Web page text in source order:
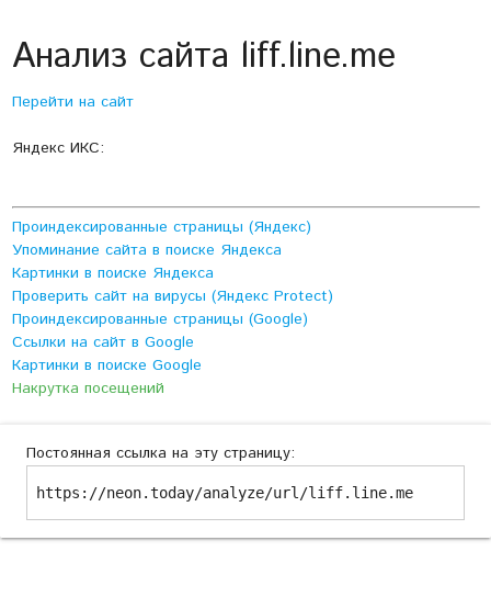
Анализ сайта liff.line.me
Перейти на сайт
Яндекс ИКС:
Проиндексированные страницы (Яндекс)
Упоминание сайта в поиске Яндекса
Картинки в поиске Яндекса
Проверить сайт на вирусы (Яндекс Protect)
Проиндексированные страницы (Google)
Ссылки на сайт в Google
Картинки в поиске Google
Накрутка посещений
Постоянная ссылка на эту страницу:
https://neon.today/analyze/url/liff.line.me